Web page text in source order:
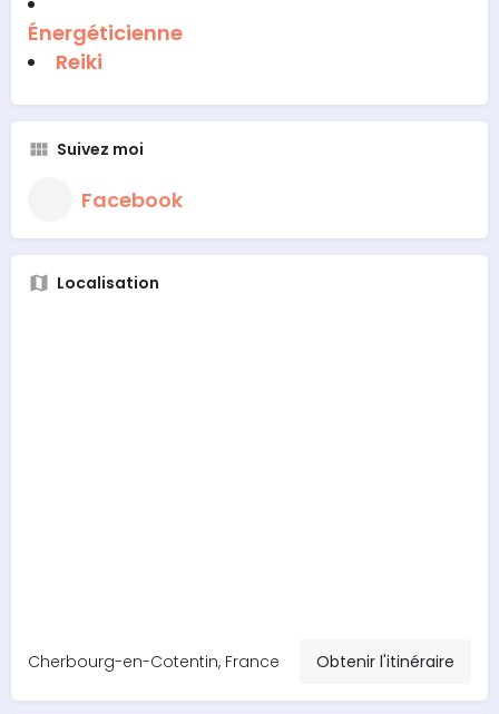
Énergéticienne
Reiki
Suivez moi
Facebook
Localisation
Cherbourg-en-Cotentin, France Obtenir l'itinéraire